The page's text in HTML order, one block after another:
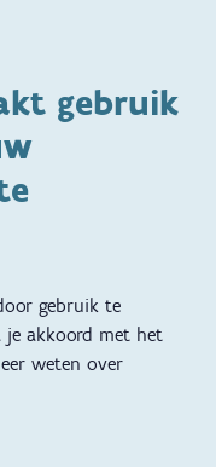
gebruik
gebruik te
je akkoord met het
weten over